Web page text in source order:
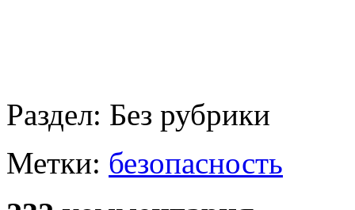
Раздел: Без рубрики
Метки: безопасность